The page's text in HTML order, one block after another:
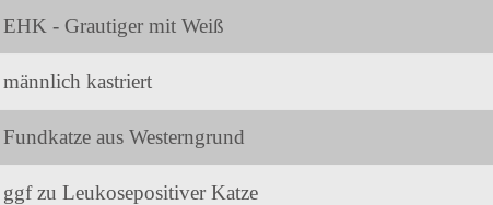
EHK - Grautiger mit Weiß
männlich kastriert
Fundkatze aus Westerngrund
ggf zu Leukosepositiver Katze